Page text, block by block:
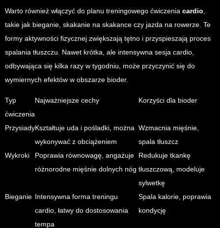
Warto również włączyć do planu treningowego ćwiczenia cardio
takie jak bieganie, skakanie na skakance czy jazda na rowerze. Te
formy aktywności fizycznej zwiększają tętno i przyspieszają proces
spalania tłuszczu. Nawet krótka, ale intensywna sesja cardio,
odbywająca się kilka razy w tygodniu, może przyczynić się do
wymiernych efektów w obszarze bioder.
Typ
ćwiczenia
Najważniejsze cechy Korzyści dla bioder
PrzysiadyKształtuje uda i pośladki, można
wykonywać z obciążeniem
Wzmacnia mięśnie,
spala tłuszcz
Wykroki
Poprawia równowagę, angażuje
różnorodne mięśnie dolnych nóg
Redukuje tkankę
tłuszczową, modeluje
sylwetkę
Bieganie Intensywna forma treningu
cardio, łatwy do dostosowania
tempa
Spala kalorie, poprawia
kondycję